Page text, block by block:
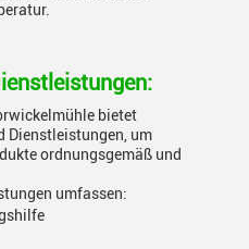
bietet
Dienstleistungen, um
ordnungsgemäß und
umfassen: